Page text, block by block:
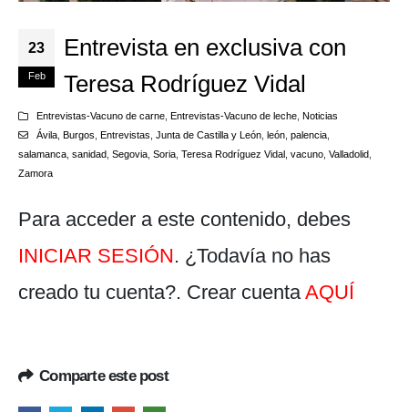
23
Feb
Entrevista en exclusiva con
Teresa Rodríguez Vidal
Entrevistas-Vacuno de carne, Entrevistas-Vacuno de leche, Noticias
Ávila, Burgos Entrevistas Junta de Castilla y León, león, palencia,
salamanca sanidad Segovia Soria Teresa Rodríguez Vidal vacuno Valladolid
Zamora
Para acceder a este contenido, debes
INICIAR SESIÓN. ¿Todavía no has
creado tu cuenta?. Crear cuenta AQUÍ
Comparte este post